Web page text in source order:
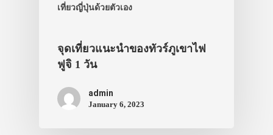
เที่ยวญี่ปุ่นด้วยตัวเอง
จุดเที่ยวแนะนำของทัวร์ภูเขาไฟ
ฟูจิ 1 วัน
admin
January 6, 2023